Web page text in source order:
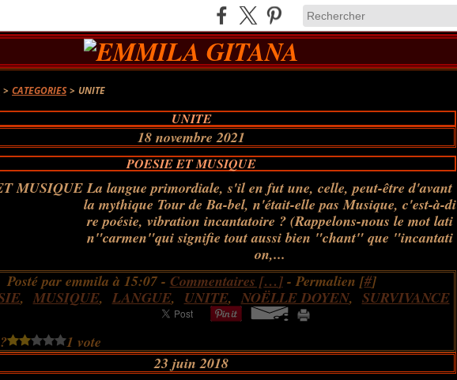
> CATEGORIES > UNITE
UNITE
18 novembre 2021
POESIE ET MUSIQUE
La langue primordiale, s'il en fut une, celle, peut-être d'avant
la mythique Tour de Ba-bel, n'était-elle pas Musique, c'est-à-di
re poésie, vibration incantatoire ? (Rappelons-nous le mot lati
n"carmen"qui signifie tout aussi bien "chant" que "incantati
on,...
Posté par emmila à 15:07 - Commentaires […]- Permalien [#]
, MUSIQUE, LANGUE, UNITE, NOËLLE DOYEN, SURVIVANCE
1 vote
23 juin 2018